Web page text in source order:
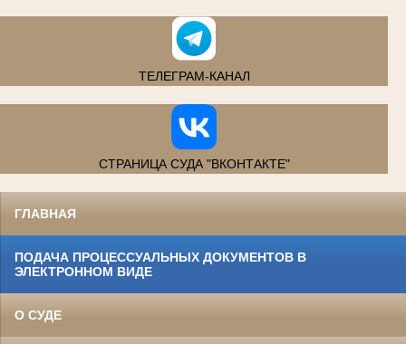
ТЕЛЕГРАМ-КАНАЛ
СТРАНИЦА СУДА "ВКОНТАКТЕ"
ГЛАВНАЯ
ПОДАЧА ПРОЦЕССУАЛЬНЫХ ДОКУМЕНТОВ В
ЭЛЕКТРОННОМ ВИДЕ
О СУДЕ